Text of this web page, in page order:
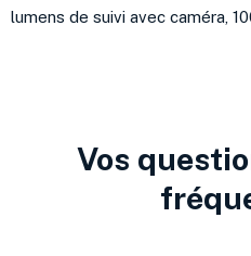
lumens de suivi avec caméra,
Vos